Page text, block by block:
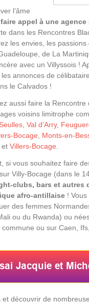
l’âme
appel à une
dans les Rencontres
les envies, les
de La
avec un Villyssois !
annonces de
le Calvados !
aussi faire la
voisins limitrophe
Val d’Arry,
Bocage Monts-en-
et Villers-Bocage
si vous souhaitez faire
Villy-Bocage (dans le
clubs, bars et autres
afro-antillaise !
des femmes
ou du Rwanda) ou
ou sur Caen,
découvrir de